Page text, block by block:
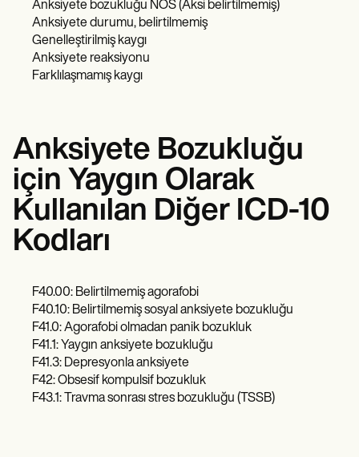
Anksiyete bozukluğu NOS (Aksi belirtilmemiş)
Anksiyete durumu, belirtilmemiş
Genelleştirilmiş kaygı
Anksiyete reaksiyonu
Farklılaşmamış kaygı
Anksiyete Bozukluğu
için Yaygın Olarak
Kullanılan Diğer ICD-10
Kodları
F40.00: Belirtilmemiş agorafobi
F40.10: Belirtilmemiş sosyal anksiyete bozukluğu
F41.0: Agorafobi olmadan panik bozukluk
F41.1: Yaygın anksiyete bozukluğu
F41.3: Depresyonla anksiyete
F42: Obsesif kompulsif bozukluk
F43.1: Travma sonrası stres bozukluğu (TSSB)